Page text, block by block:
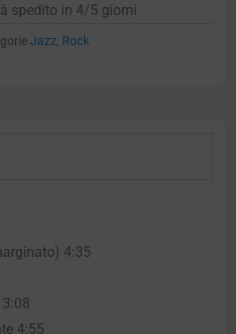
spedito in 4/5 giorni
Jazz, Rock
4:35
4:55